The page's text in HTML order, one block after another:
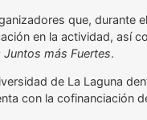
que, durante
en la actividad, así
más Fuertes.
de La Laguna
con la cofinanciación